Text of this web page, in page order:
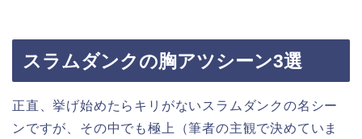
スラムダンクの胸アツシーン3選
正直、挙げ始めたらキリがないスラムダンクの名シー
ンですが、その中でも極上（筆者の主観で決めていま